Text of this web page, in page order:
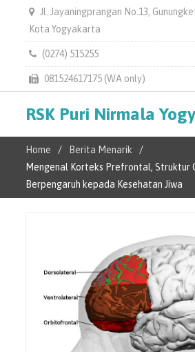
Jl. Jayaningprangan No.13,
Kota Yogyakarta
(0274) 515255
081524617175 (WA only)
RSK Puri Nirmala
Home
Berita Menarik
Mengenal Korteks Prefrontal, Struktur
Berpengaruh kepada Kesehatan Jiwa